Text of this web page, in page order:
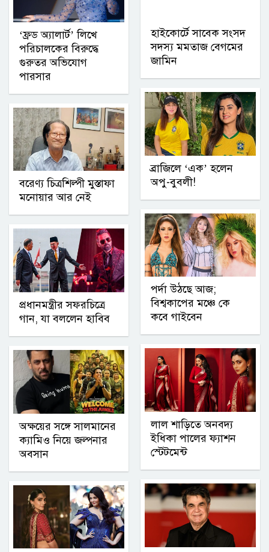
‘ফ্রড অ্যালার্ট’ লিখে
পরিচালকের বিরুদ্ধে
গুরুতর অভিযোগ
পারসার
বরেণ্য চিত্রশিল্পী মুস্তাফা
মনোয়ার আর নেই
প্রধানমন্ত্রীর সফরচিত্রে
গান, যা বললেন হাবিব
অক্ষয়ের সঙ্গে সালমানের
ক্যামিও নিয়ে জল্পনার
অবসান
হাইকোর্টে সাবেক সংসদ
সদস্য মমতাজ বেগমের
জামিন
ব্রাজিলে ‘এক’ হলেন
অপু-বুবলী!
পর্দা উঠছে আজ;
বিশ্বকাপের মঞ্চে কে
কবে গাইবেন
লাল শাড়িতে অনবদ্য
ইধিকা পালের ফ্যাশন
স্টেটমেন্ট